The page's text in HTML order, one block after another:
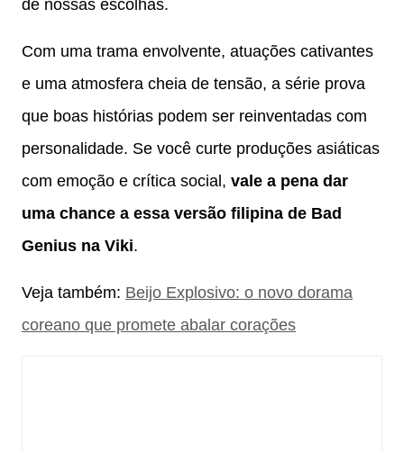
de nossas escolhas.
Com uma trama envolvente, atuações cativantes
e uma atmosfera cheia de tensão, a série prova
que boas histórias podem ser reinventadas com
personalidade. Se você curte produções asiáticas
com emoção e crítica social, vale a pena dar
uma chance a essa versão filipina de Bad
Genius na Viki.
Veja também: Beijo Explosivo: o novo dorama
coreano que promete abalar corações